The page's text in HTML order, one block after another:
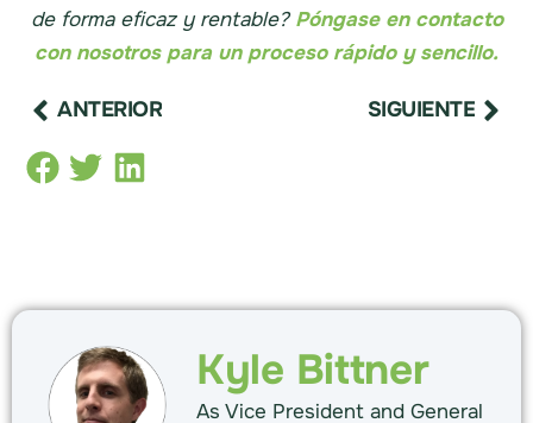
de forma eficaz y rentable? Póngase en contacto
con nosotros para un proceso rápido y sencillo.
ANTERIOR SIGUIENTE
Kyle Bittner
As Vice President and General